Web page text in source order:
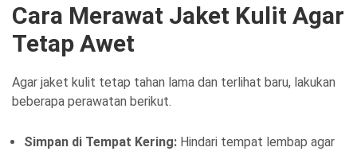
Cara Merawat Jaket Kulit Agar
Tetap Awet
Agar jaket kulit tetap tahan lama dan terlihat baru, lakukan
beberapa perawatan berikut.
Simpan di Tempat Kering: Hindari tempat lembap agar